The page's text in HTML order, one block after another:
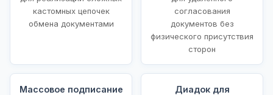
кастомных цепочек
обмена документами
согласования
документов без
физического присутствия
сторон
Массовое подписание
Диадок для